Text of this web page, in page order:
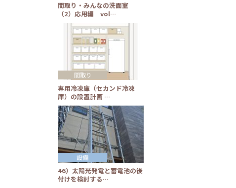
間取り・みんなの洗面室
（2）応用編 vol…
専用冷凍庫（セカンド冷凍
庫）の設置計画 …
間取り
46）太陽光発電と蓄電池の後
付けを検討する…
設備